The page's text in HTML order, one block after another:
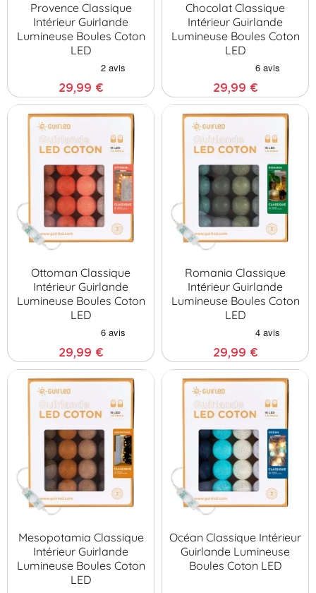
Provence Classique
Intérieur Guirlande
Lumineuse Boules Coton
LED
29,99 €
Chocolat Classique
Intérieur Guirlande
Lumineuse Boules Coton
LED
29,99 €
Ottoman Classique
Intérieur Guirlande
Lumineuse Boules Coton
LED
29,99 €
Romania Classique
Intérieur Guirlande
Lumineuse Boules Coton
LED
29,99 €
Mesopotamia Classique
Intérieur Guirlande
Lumineuse Boules Coton
LED
Océan Classique Intérieur
Guirlande Lumineuse
Boules Coton LED